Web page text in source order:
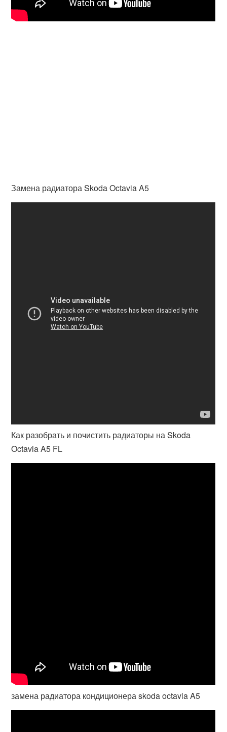
Замена радиатора Skoda Octavia A5
Как разобрать и почистить радиаторы на Skoda
Octavia A5 FL
замена радиатора кондиционера skoda octavia A5